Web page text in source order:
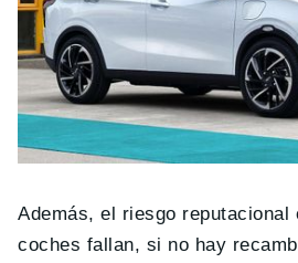
Además, el riesgo reputacional
coches fallan, si no hay